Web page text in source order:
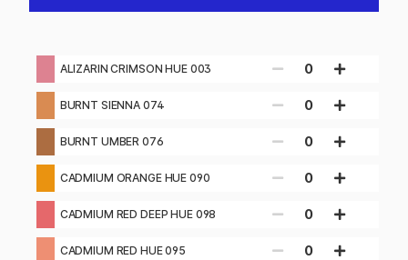
ALIZARIN CRIMSON HUE 003 0
BURNT SIENNA 074 0
BURNT UMBER 076 0
CADMIUM ORANGE HUE 090 0
CADMIUM RED DEEP HUE 098 0
CADMIUM RED HUE 095 0